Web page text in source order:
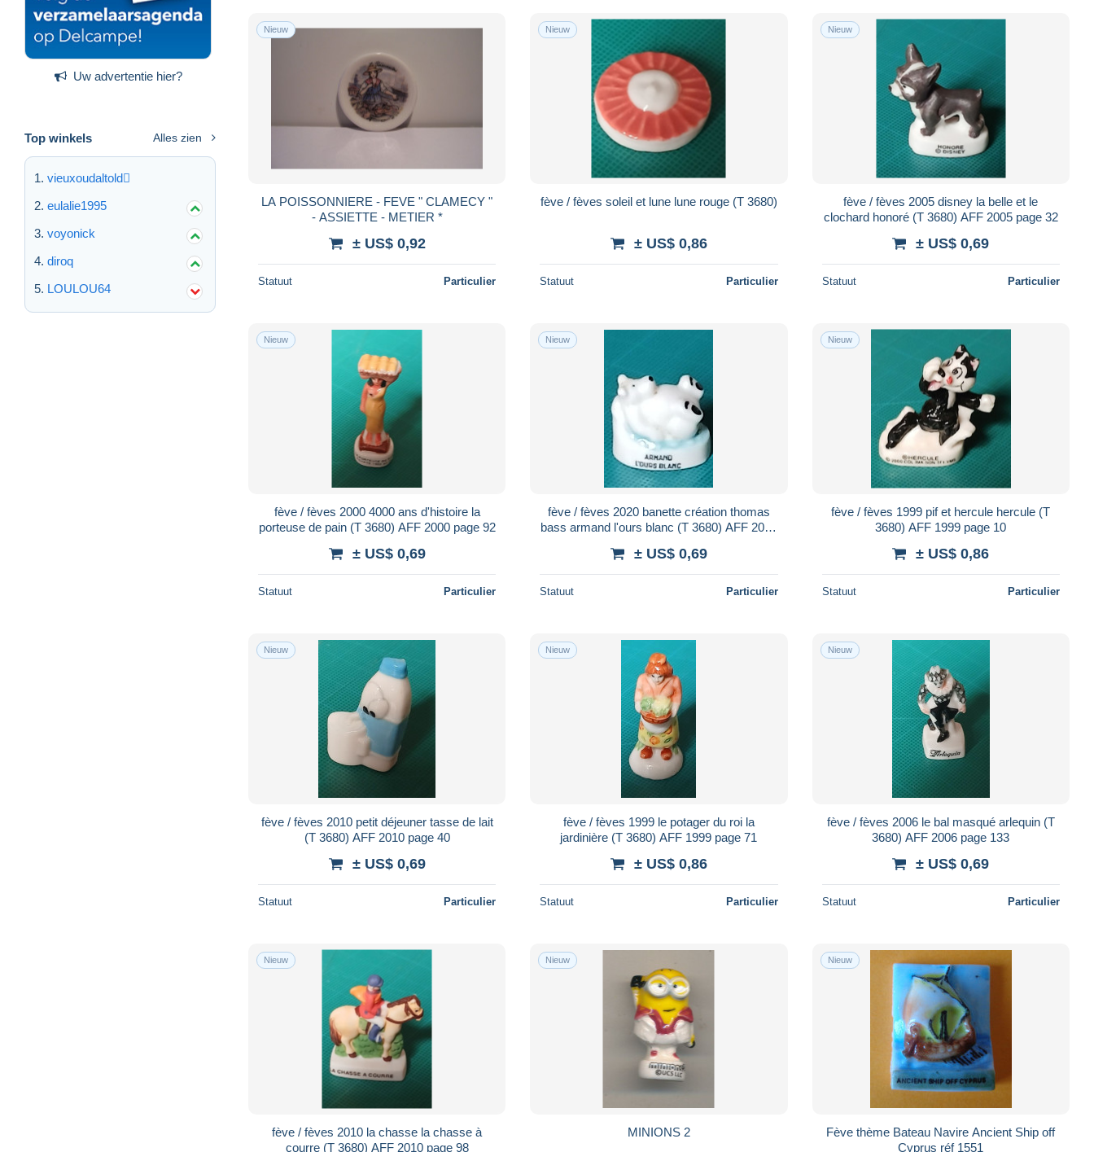
Uw advertentie hier?
Top winkels Alles zien
vieuxoudaltold
eulalie1995
voyonick
diroq
LOULOU64
Nieuw
LA POISSONNIERE - FEVE " CLAMECY "
- ASSIETTE - METIER *
± US$ 0,92
Statuut Particulier
Nieuw
fève / fèves soleil et lune lune rouge (T 3680)
± US$ 0,86
Statuut Particulier
Nieuw
fève / fèves 2005 disney la belle et le
clochard honoré (T 3680) AFF 2005 page 32
± US$ 0,69
Statuut Particulier
Nieuw
fève / fèves 2000 4000 ans d'histoire la
porteuse de pain (T 3680) AFF 2000 page 92
± US$ 0,69
Statuut Particulier
Nieuw
fève / fèves 2020 banette création thomas
bass armand l'ours blanc (T 3680) AFF 2020
± US$ 0,69
Statuut Particulier
Nieuw
fève / fèves 1999 pif et hercule hercule (T
3680) AFF 1999 page 10
± US$ 0,86
Statuut Particulier
Nieuw
fève / fèves 2010 petit déjeuner tasse de lait
(T 3680) AFF 2010 page 40
± US$ 0,69
Statuut Particulier
Nieuw
fève / fèves 1999 le potager du roi la
jardinière (T 3680) AFF 1999 page 71
± US$ 0,86
Statuut Particulier
Nieuw
fève / fèves 2006 le bal masqué arlequin (T
3680) AFF 2006 page 133
± US$ 0,69
Statuut Particulier
Nieuw
fève / fèves 2010 la chasse la chasse à
courre (T 3680) AFF 2010 page 98
Nieuw
MINIONS 2
Nieuw
Fève thème Bateau Navire Ancient Ship off
Cyprus réf 1551